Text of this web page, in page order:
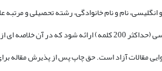
نام و نام ‌خانوادگی، رشته تحصیلی و مرتبه
به ترتیب حروف الفبا آورده شود.
مقالات آزاد است. حق چاپ پس از پذیرش مقاله